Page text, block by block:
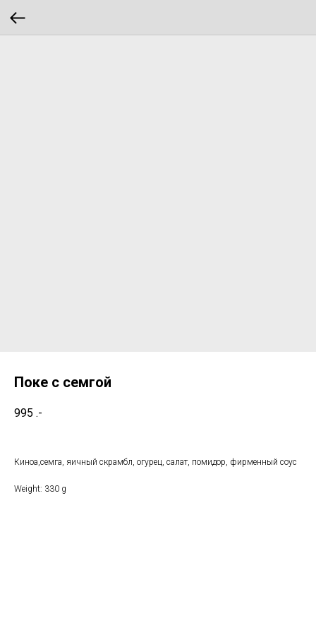
Поке с семгой
995 .-
Киноа,семга, яичный скрамбл, огурец, салат, помидор, фирменный соус
Weight: 330 g